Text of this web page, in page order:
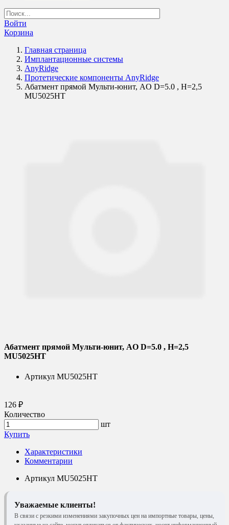
Войти
Корзина
Главная страница
Имплантационные системы
AnyRidge
Протетические компоненты AnyRidge
Абатмент прямой Мульти-юнит, AO D=5.0 , H=2,5
MU5025HT
Абатмент прямой Мульти-юнит, AO D=5.0 , H=2,5
MU5025HT
Артикул MU5025HT
126 ₽
Количество
шт
Купить
Характеристики
Комментарии
Артикул MU5025HT
Уважаемые клиенты!
В связи с резкими изменениями закупочных цен на импортные товары, цены,